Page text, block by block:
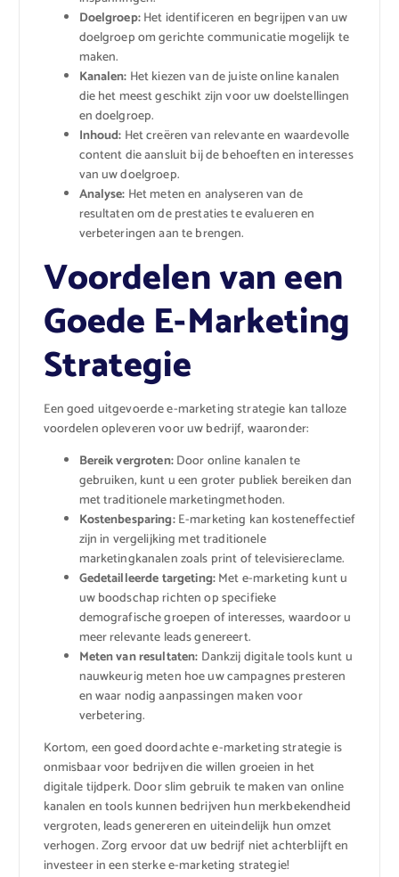
Doelgroep:Het identificeren en begrijpen van uw
doelgroep om gerichte communicatie mogelijk te
maken.
Kanalen: Het kiezen van de juiste online kanalen
die het meest geschikt zijn voor uw doelstellingen
en doelgroep.
Inhoud: Het creëren van relevante en waardevolle
content die aansluit bij de behoeften en interesses
van uw doelgroep.
Analyse: Het meten en analyseren van de
resultaten om de prestaties te evalueren en
verbeteringen aan te brengen.
Voordelen van een
Goede E-Marketing
Strategie
Een goed uitgevoerde e-marketing strategie kan talloze
voordelen opleveren voor uw bedrijf, waaronder:
Bereik vergroten:Door online kanalen te
gebruiken, kunt u een groter publiek bereiken dan
met traditionele marketingmethoden.
Kostenbesparing:E-marketing kan kosteneffectief
zijn in vergelijking met traditionele
marketingkanalen zoals print of televisiereclame.
Gedetailleerde targeting:Met e-marketing kunt u
uw boodschap richten op specifieke
demografische groepen of interesses, waardoor u
meer relevante leads genereert.
Meten van resultaten: Dankzij digitale tools kunt u
nauwkeurig meten hoe uw campagnes presteren
en waar nodig aanpassingen maken voor
verbetering.
Kortom, een goed doordachte e-marketing strategie is
onmisbaar voor bedrijven die willen groeien in het
digitale tijdperk. Door slim gebruik te maken van online
kanalen en tools kunnen bedrijven hun merkbekendheid
vergroten, leads genereren en uiteindelijk hun omzet
verhogen. Zorg ervoor dat uw bedrijf niet achterblijft en
investeer in een sterke e-marketing strategie!